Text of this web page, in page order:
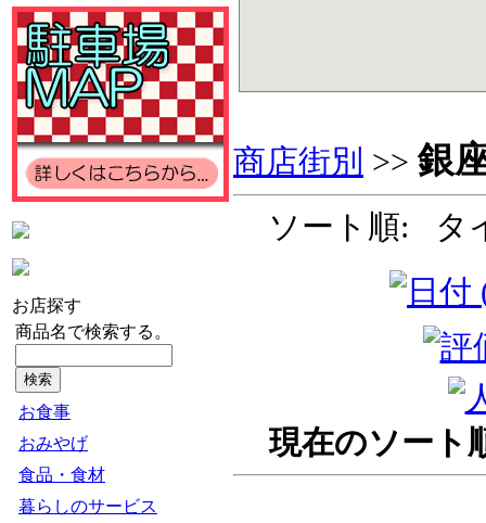
お店探す
商品名で検索する。
お食事
おみやげ
食品・食材
暮らしのサービス
商店街別 >>銀
ソート順: タ
現在のソート